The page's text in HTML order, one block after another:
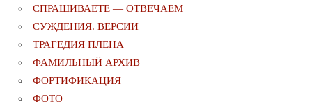
СПРАШИВАЕТЕ — ОТВЕЧАЕМ
СУЖДЕНИЯ. ВЕРСИИ
ТРАГЕДИЯ ПЛЕНА
ФАМИЛЬНЫЙ АРХИВ
ФОРТИФИКАЦИЯ
ФОТО